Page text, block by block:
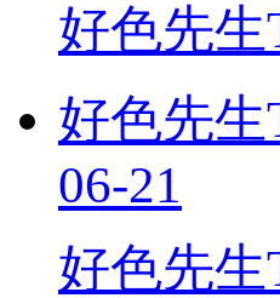
好色先
好色先生
06-21
好色先